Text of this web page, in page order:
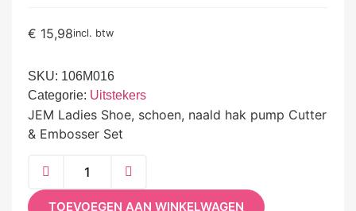
€ 15,98incl. btw
SKU: 106M016
Categorie: Uitstekers
JEM Ladies Shoe, schoen, naald hak pump Cutter
& Embosser Set
TOEVOEGEN AAN WINKELWAGEN